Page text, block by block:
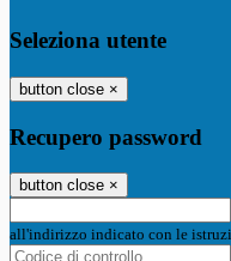
Seleziona utente
button close ×
Recupero password
button close ×
all'indirizzo indicato con le